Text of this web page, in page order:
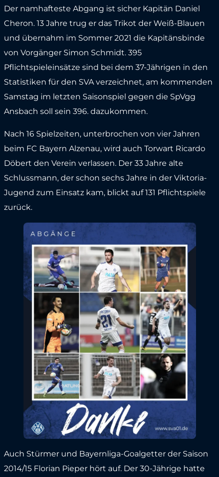
Der namhafteste Abgang ist sicher Kapitän Daniel
Cheron. 13 Jahre trug er das Trikot der Weiß-Blauen
und übernahm im Sommer 2021 die Kapitänsbinde
von Vorgänger Simon Schmidt. 395
Pflichtspieleinsätze sind bei dem 37-Jährigen in den
Statistiken für den SVA verzeichnet, am kommenden
Samstag im letzten Saisonspiel gegen die SpVgg
Ansbach soll sein 396. dazukommen.
Nach 16 Spielzeiten, unterbrochen von vier Jahren
beim FC Bayern Alzenau, wird auch Torwart Ricardo
Döbert den Verein verlassen. Der 33 Jahre alte
Schlussmann, der schon sechs Jahre in der Viktoria-
Jugend zum Einsatz kam, blickt auf 131 Pflichtspiele
zurück.
Auch Stürmer und Bayernliga-Goalgetter der Saison
2014/15 Florian Pieper hört auf. Der 30-Jährige hatte